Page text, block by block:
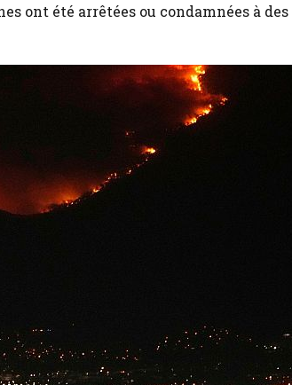
ont été arrêtées ou condamnées à